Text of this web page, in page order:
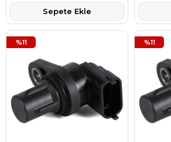
Sepete Ekle
%11 %11